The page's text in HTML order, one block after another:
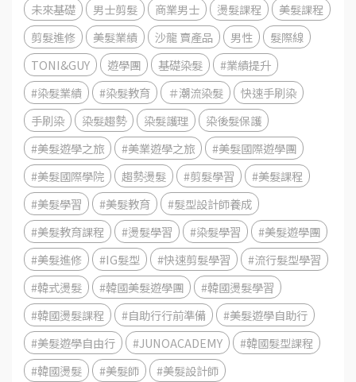
未來基礎
男士剪髮 商業男士 燙髮課程
美髮課程
剪髮進修
美髮業績 沙龍 賣產品 男性
髮際線
TONI&GUY
遊學團 基礎染髮
#業績提升
#染髮業績
#染髮教育 ＃潮流染髮
快速手刷染
手刷染
染髮趨勢 染髮護理
染後髮保護
#美髮遊學之旅
#美業遊學之旅
#美髮國際遊學團
#美髮國際學院
趨勢燙髮 #剪髮學習
#美髮課程
#美髮學習
#美髮教育
#髮型設計師養成
#美髮教育課程
#燙髮學習 #染髮學習
#美髮遊學團
#美髮進修
#IG髮型 #快速剪髮學習
#流行髮型學習
#韓式燙髮
#韓國美髮遊學團
#韓國燙髮學習
#韓國燙髮課程
#自助行行前準備
#美髮遊學自助行
#美髮遊學自由行
#JUNOACADEMY
#韓國髮型課程
#韓國燙髮
#美髮師
#美髮設計師